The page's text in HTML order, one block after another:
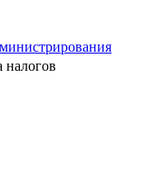
налогов